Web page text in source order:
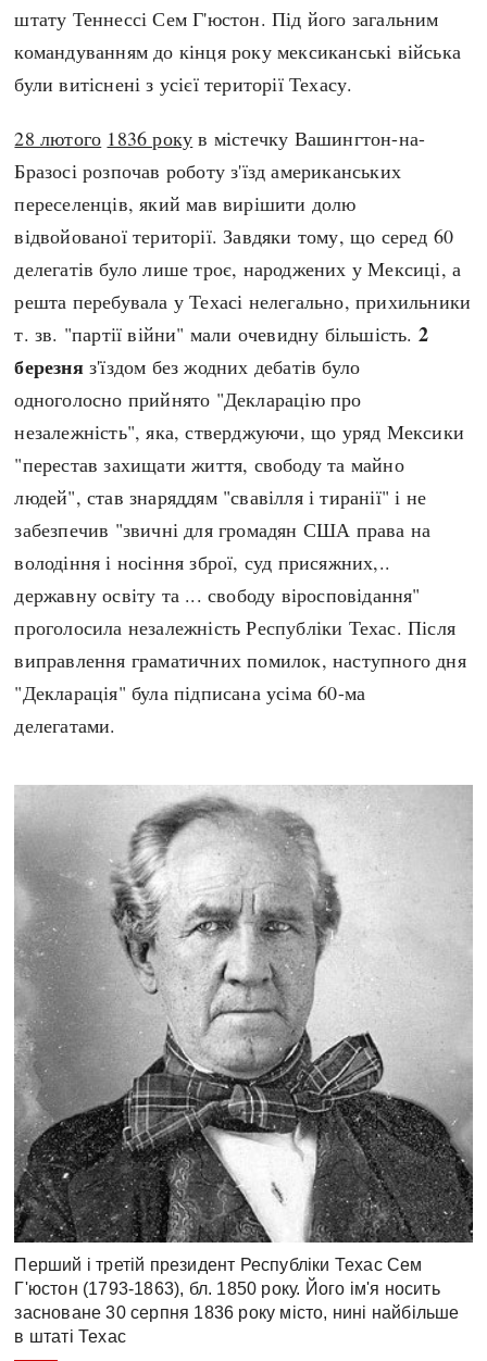
штату Теннессі Сем Г'юстон. Під його загальним
командуванням до кінця року мексиканські війська
були витіснені з усієї території Техасу.
28 лютого 1836 року в містечку Вашингтон-на-
Бразосі розпочав роботу з'їзд американських
переселенців, який мав вирішити долю
відвойованої території. Завдяки тому, що серед 60
делегатів було лише троє, народжених у Мексиці, а
решта перебувала у Техасі нелегально, прихильники
т. зв. "партії війни" мали очевидну більшість. 2
березняз'їздом без жодних дебатів було
одноголосно прийнято "Декларацію про
незалежність", яка, стверджуючи, що уряд Мексики
"перестав захищати життя, свободу та майно
людей", став знаряддям "свавілля і тиранії" і не
забезпечив "звичні для громадян США права на
володіння і носіння зброї, суд присяжних,..
державну освіту та ... свободу віросповідання"
проголосила незалежність Республіки Техас. Після
виправлення граматичних помилок, наступного дня
"Декларація" була підписана усіма 60-ма
делегатами.
Перший і третій президент Республіки Техас Сем
Г'юстон (1793-1863), бл. 1850 року. Його ім'я носить
засноване 30 серпня 1836 року місто, нині найбільше
в штаті Техас